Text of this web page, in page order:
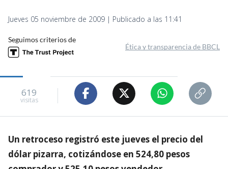
Jueves 05 noviembre de 2009 | Publicado a las 11:41
Seguimos criterios de
Ética y transparencia de BBCL
619
visitas
Un retroceso registró este jueves el precio del
dólar pizarra, cotizándose en 524,80 pesos